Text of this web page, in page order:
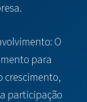
O
para
crescimento,
participação